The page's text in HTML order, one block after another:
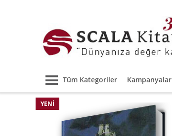
Tüm Kategoriler Kampanyalar
YENI